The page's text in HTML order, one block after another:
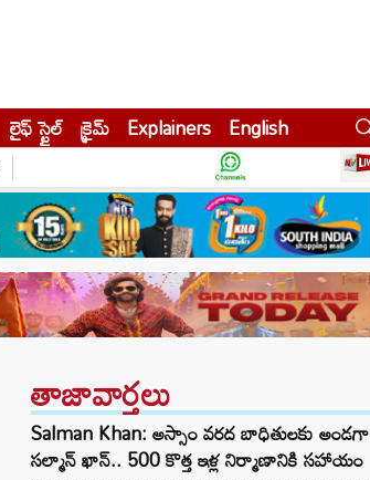
లైఫ్ స్టైల్ క్రైమ్ Explainers English
తాజావార్తలు
Salman Khan: అస్సాం వరద బాధితులకు అండగా
సల్మాన్ ఖాన్.. 500 కొత్త ఇళ్ల నిర్మాణానికి సహాయం